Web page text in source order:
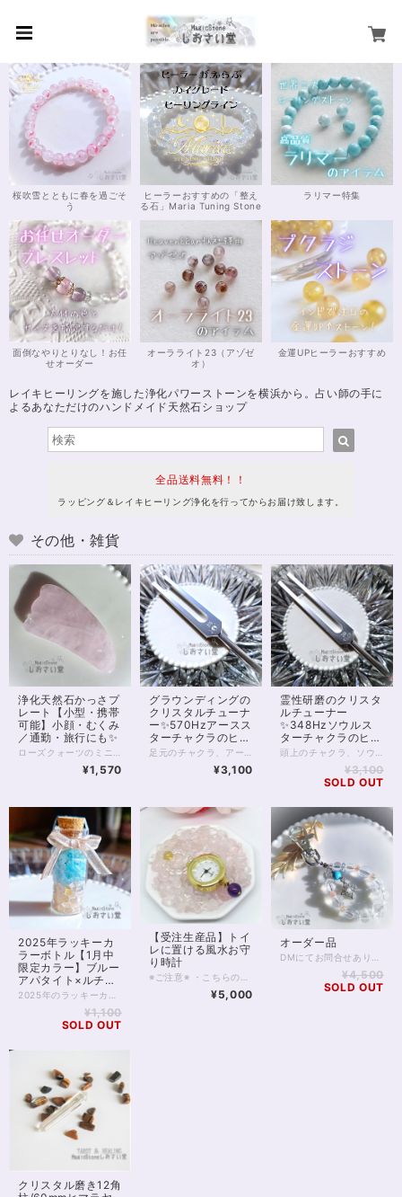
桜吹雪とともに春を過ごそ
う
ヒーラーおすすめの「整え
る石」Maria Tuning Stone
ラリマー特集
面倒なやりとりなし！お任
せオーダー
オーラライト23（アゾゼ
オ）
金運UPヒーラーおすすめ
レイキヒーリングを施した浄化パワーストーンを横浜から。占い師の手に
よるあなただけのハンドメイド天然石ショップ
全品送料無料！！
ラッピング＆レイキヒーリング浄化を行ってからお届け致します。
その他・雑貨
浄化天然石かっさプ
レート【小型・携帯
可能】小顔・むくみ
／通勤・旅行にも✨
¥1,570
グラウンディングの
クリスタルチューナ
ー✨570Hzアースス
ターチャクラのヒー
リング
¥3,100
霊性研磨のクリスタ
ルチューナー
✨348Hzソウルス
ターチャクラのヒー
リング
¥3,100
SOLD OUT
2025年ラッキーカ
ラーボトル【1月中
限定カラー】ブルー
アパタイト×ルチル
クォーツさざれ石
¥1,100
SOLD OUT
【受注生産品】トイ
レに置ける風水お守
り時計
※ご注意※ ・こちらの商品は受注生産品です。劣化等を防ぐため、お申し込みをいただいてからのお品揃えとなります。お届けまで2週間前後をご想定くださいませ。 ・時計パーツのデザインは画像4枚目へ変更の予定となっております。オーダーご注文の方へは発送前にデザイン確認のため画像をご確認いただいております。 ・現行品のお写真は準備中です。 「トイレに時計が欲しいけれど、風水上の理由で置くのがはばかられる」 という方は多いものです。 こちらは、時計のつかさどる『時』の周囲に、浄化さざれと八角皿によるお守りを配置し、お手洗いに強く流れる陰の気から時をまるごとお守りするアイテムです。 商品内容 ・水晶装飾時計 ・水晶さざれ石（水晶、ローズクォーツからお選びください） ・風水お守り八角皿 八角皿、さざれ石は、ほこりもかかりますので、ときおり流水で洗浄することをおすすめします。 【石の種類】 標準品は、開運力、浄化力ともに信頼のできるアメジスト、シトリンにて作成しております。 お好みにより、石の種類をオーダー変更していただくことができますので、画面内お問い合わせか、Twitter（X）＠siosaidoまでお気軽にご連絡ください。 なおオーダー内容により価格が変動することがございます。まずはお問い合わせください。 ※納期のかかる商品のため、ご不安な点はご遠慮なくお問い合わせくださいませ。
¥5,000
オーダー品
¥4,500
SOLD OUT
クリスタル磨き12角